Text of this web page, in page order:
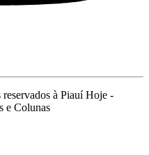
à Piauí Hoje -
e Colunas